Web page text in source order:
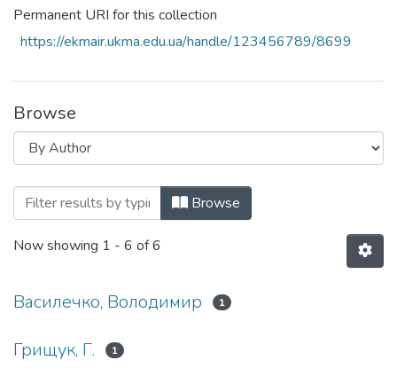
Permanent URI for this collection
https://ekmair.ukma.edu.ua/handle/123456789/8699
Browse
Browsing 118: Хімічні науки та
Browse
Now showing 1 - 6 of 6
Василечко, Володимир 1
Грищук, Г. 1